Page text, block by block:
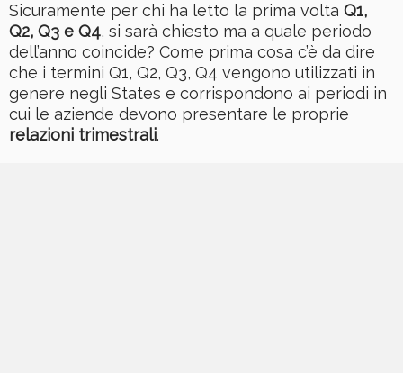
Sicuramente per chi ha letto la prima volta Q1,
Q2, Q3 e Q4, si sarà chiesto ma a quale periodo
dell’anno coincide? Come prima cosa c’è da dire
che i termini Q1, Q2, Q3, Q4 vengono utilizzati in
genere negli States e corrispondono ai periodi in
cui le aziende devono presentare le proprie
relazioni trimestrali.